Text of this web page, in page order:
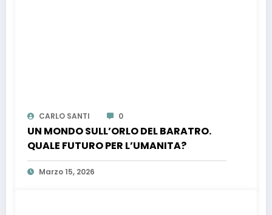
CARLO SANTI 0
UN MONDO SULL’ORLO DEL BARATRO.
QUALE FUTURO PER L’UMANITA?
Marzo 15, 2026